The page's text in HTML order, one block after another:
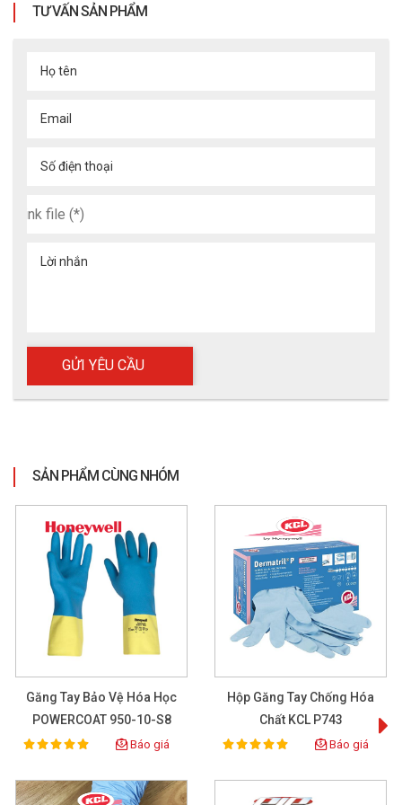
800L
NB-800L
với 1 số dung môi hữu cơ như dầu, mỡ, xăng
TƯ VẤN SẢN PHẨM
Họ tên
Email
Số điện thoại
Lời nhắn
SẢN PHẨM CÙNG NHÓM
Găng Tay Bảo Vệ Hóa Học
POWERCOAT 950-10-S8
Rating:
100% Báo giá
Hộp Găng Tay Chống Hóa
Chất KCL P743
Rating:
100% Báo giá